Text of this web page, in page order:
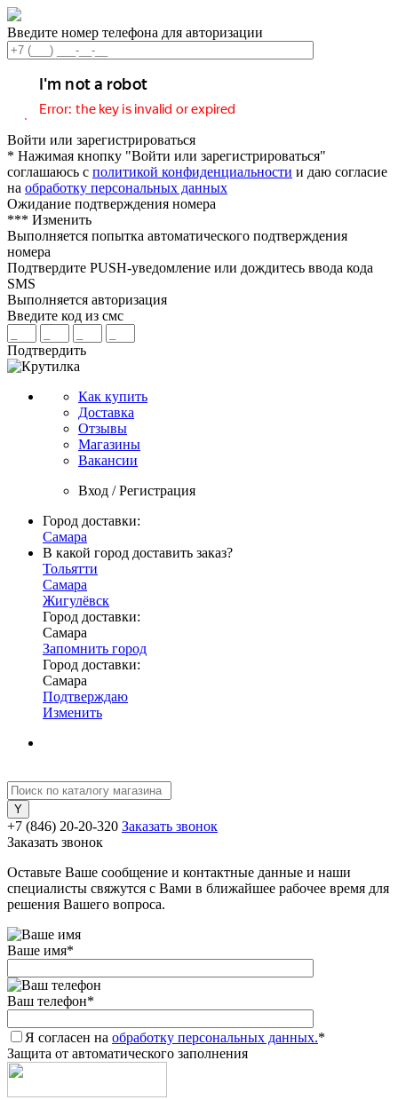
Введите номер телефона для авторизации
Войти или зарегистрироваться
* Нажимая кнопку "Войти или зарегистрироваться"
соглашаюсь с политикой конфиденциальности и даю согласие
на обработку персональных данных
Ожидание подтверждения номера
*** Изменить
Выполняется попытка автоматического подтверждения
номера
Подтвердите PUSH-уведомление или дождитесь ввода кода
SMS
Выполняется авторизация
Введите код из смс
Подтвердить
Как купить
Доставка
Отзывы
Магазины
Вакансии
Вход / Регистрация
Город доставки:
Самара
В какой город доставить заказ?
Тольятти
Самара
Жигулёвск
Город доставки:
Самара
Запомнить город
Город доставки:
Самара
Подтверждаю
Изменить
+7 (846) 20-20-320 Заказать звонок
Заказать звонок
Оставьте Ваше сообщение и контактные данные и наши
специалисты свяжутся с Вами в ближайшее рабочее время для
решения Вашего вопроса.
Ваше имя*
Ваш телефон*
Я согласен на обработку персональных данных.*
Защита от автоматического заполнения